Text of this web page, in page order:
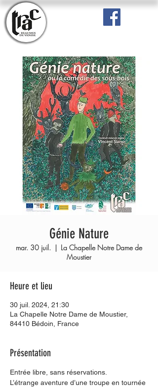
Génie Nature
mar. 30 juil.
  |
La Chapelle Notre Dame de
Moustier
Heure et lieu
30 juil. 2024, 21:30
La Chapelle Notre Dame de Moustier,
84410 Bédoin, France
Présentation
Entrée libre, sans réservations.
L’étrange aventure d’une troupe en tournée